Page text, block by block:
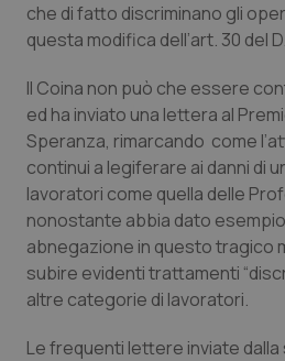
Basilicata
Calabria
Campania
Emilia-Romagna
Friuli Venezia Giulia
Artrite & artrosi
Asma & BPCO
Car-T
Colesterolo &
Dermatite Atopica
QS Club Newsletter
che di fatto discriminano gli
questa modifica dell’art. 30 del
Il Coina non può che essere
ed ha inviato una lettera al
Speranza, rimarcando come
continui a legiferare ai danni di
lavoratori come quella delle
nonostante abbia dato
abnegazione in questo tragico
subire evidenti trattamenti
altre categorie di lavoratori.
Le frequenti lettere inviate